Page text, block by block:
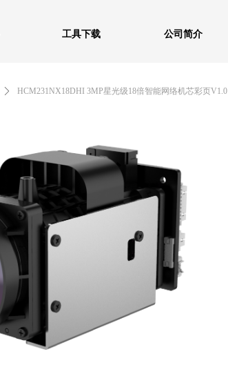
工具下载 公司简介
ꄲ HCM231NX18DHI 3MP星光级18倍智能网络机芯彩页V1.0